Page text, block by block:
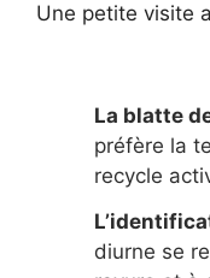
Une petite visite
La blatte
préfère la
recycle
diurne se